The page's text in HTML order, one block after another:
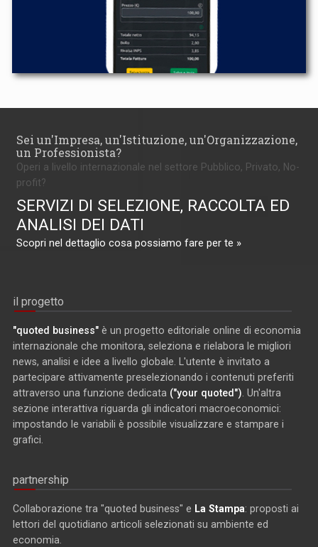
Sei un'Impresa, un'Istituzione, un'Organizzazione,
un Professionista?
Operi a livello internazionale nel settore Pubblico, Privato, No-
profit?
SERVIZI DI SELEZIONE, RACCOLTA ED
ANALISI DEI DATI
Scopri nel dettaglio cosa possiamo fare per te »
il progetto
"quoted business" è un progetto editoriale online di economia
internazionale che monitora, seleziona e rielabora le migliori
news, analisi e idee a livello globale. L'utente è invitato a
partecipare attivamente preselezionando i contenuti preferiti
attraverso una funzione dedicata ("your quoted"). Un'altra
sezione interattiva riguarda gli indicatori macroeconomici:
impostando le variabili è possibile visualizzare e stampare i
grafici.
partnership
Collaborazione tra "quoted business" e La Stampa: proposti ai
lettori del quotidiano articoli selezionati su ambiente ed
economia.